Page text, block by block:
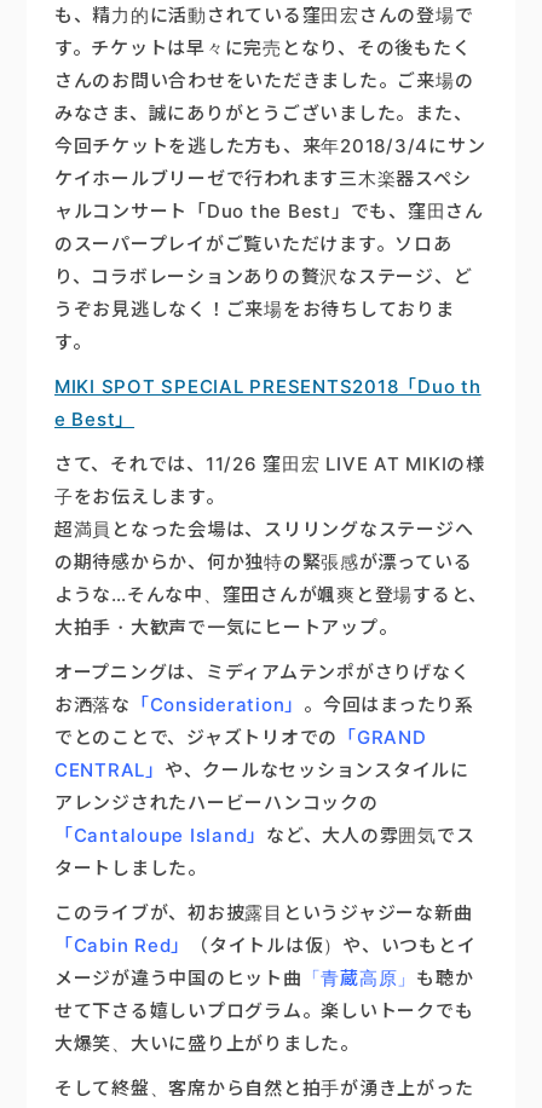
楽器販売
も、精力的に活動されている窪田宏さんの登場で
す。チケットは早々に完売となり、その後もたく
さんのお問い合わせをいただきました。ご来場の
みなさま、誠にありがとうございました。また、
今回チケットを逃した方も、来年2018/3/4にサン
ケイホールブリーゼで行われます三木楽器スペシ
ャルコンサート「Duo the Best」でも、窪田さん
のスーパープレイがご覧いただけます。ソロあ
り、コラボレーションありの贅沢なステージ、ど
うぞお見逃しなく！ご来場をお待ちしておりま
す。
MIKI SPOT SPECIAL PRESENTS2018「Duo th
e Best」
さて、それでは、11/26 窪田宏 LIVE AT MIKIの様
子をお伝えします。
超満員となった会場は、スリリングなステージへ
の期待感からか、何か独特の緊張感が漂っている
ような…そんな中、窪田さんが颯爽と登場すると、
大拍手・大歓声で一気にヒートアップ。
オープニングは、ミディアムテンポがさりげなく
お洒落な 「Consideration」 。今回はまったり系
でとのことで、ジャズトリオでの 「GRAND
CENTRAL」 や、クールなセッションスタイルに
アレンジされたハービーハンコックの
「Cantaloupe Island」 など、大人の雰囲気でス
タートしました。
このライブが、初お披露目というジャジーな新曲
「Cabin Red」
（タイトルは仮）や、いつもとイ
メージが違う中国のヒット曲 「青蔵高原」 も聴か
せて下さる嬉しいプログラム。楽しいトークでも
大爆笑、大いに盛り上がりました。
そして終盤、客席から自然と拍手が湧き上がった